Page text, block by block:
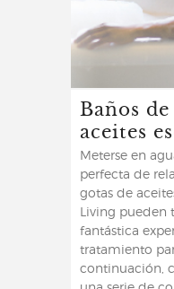
Baños
aceites
Meterse en
perfecta de
gotas de
Living pueden
fantástica
tratamiento
continuación,